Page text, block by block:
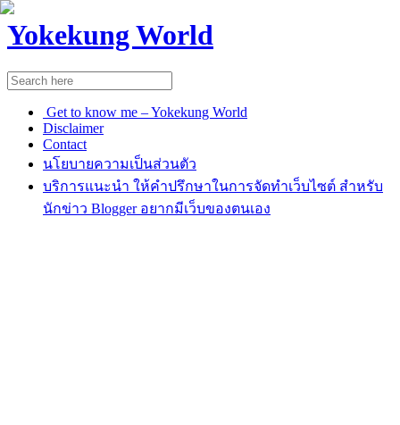
Yokekung World
Get to know me – Yokekung World
Disclaimer
Contact
นโยบายความเป็นส่วนตัว
บริการแนะนำ ให้คำปรึกษาในการจัดทำเว็บไซต์ สำหรับ
นักข่าว Blogger อยากมีเว็บของตนเอง